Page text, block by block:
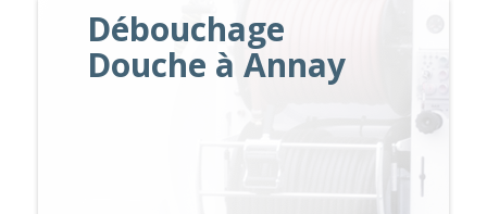
Débouchage
Douche à Annay